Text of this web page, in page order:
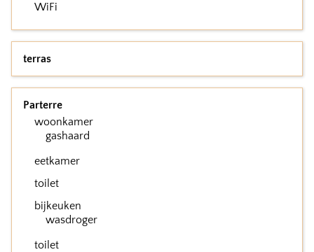
WiFi
terras
Parterre
woonkamer
gashaard
eetkamer
toilet
bijkeuken
wasdroger
toilet